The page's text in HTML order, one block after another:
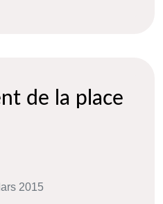
de la place
2015